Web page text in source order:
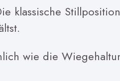
klassische
wie die